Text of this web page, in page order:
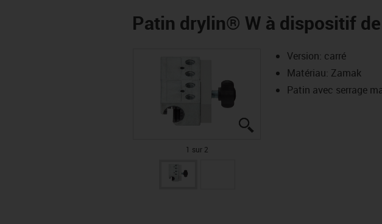
Patin drylin® W à dispositif
1 sur 2
Version: carré
Matériau: Zamak
Patin avec serrage